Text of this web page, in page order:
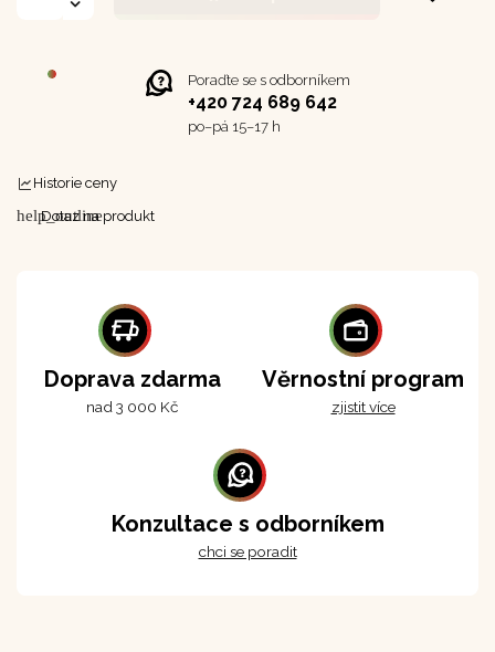
Poraďte se s odborníkem
+420 724 689 642
po–⁠⁠⁠⁠⁠⁠pá 15–17 h
Historie ceny
help_outline
Dotaz na produkt
Doprava zdarma
nad 3 000 Kč
Věrnostní program
zjistit více
Konzultace s odborníkem
chci se poradit